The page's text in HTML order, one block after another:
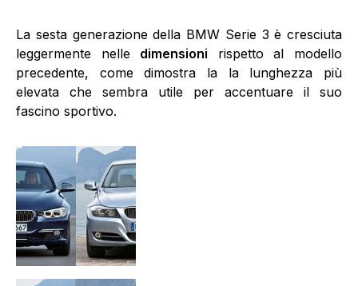
La sesta generazione della BMW Serie 3 è cresciuta
leggermente nelle dimensioni rispetto al modello
precedente, come dimostra la la lunghezza più
elevata che sembra utile per accentuare il suo
fascino sportivo.